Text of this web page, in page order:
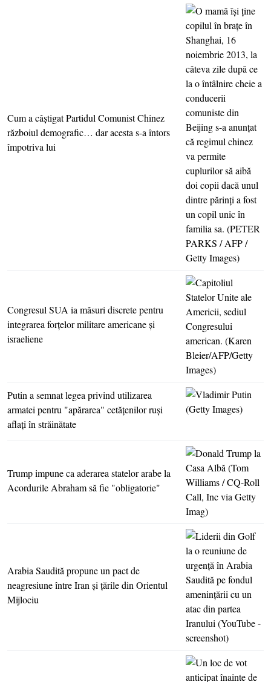
Cum a câştigat Partidul Comunist Chinez
războiul demografic… dar acesta s-a întors
împotriva lui
Congresul SUA ia măsuri discrete pentru
integrarea forţelor militare americane şi
israeliene
Putin a semnat legea privind utilizarea
armatei pentru "apărarea" cetăţenilor ruşi
aflaţi în străinătate
Trump impune ca aderarea statelor arabe la
Acordurile Abraham să fie "obligatorie"
Arabia Saudită propune un pact de
neagresiune între Iran şi ţările din Orientul
Mijlociu